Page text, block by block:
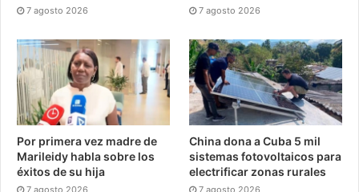
7 agosto 2026 7 agosto 2026
Por primera vez madre de
Marileidy habla sobre los
éxitos de su hija
China dona a Cuba 5 mil
sistemas fotovoltaicos para
electrificar zonas rurales